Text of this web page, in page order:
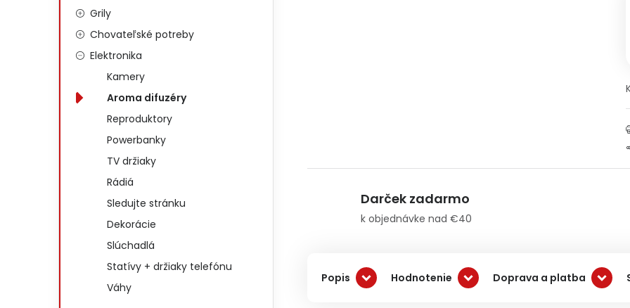
Grily
Chovateľské potreby
Elektronika
Kamery
Aroma difuzéry
Reproduktory
Powerbanky
TV držiaky
Rádiá
Sledujte stránku
Dekorácie
Slúchadlá
Statívy + držiaky telefónu
Váhy
Darček zadarmo
k objednávke nad €40
Popis Hodnotenie Doprava a platba